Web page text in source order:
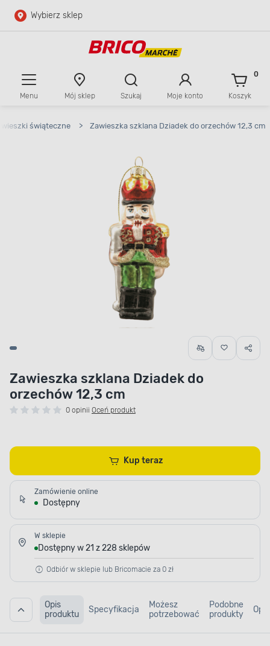
Przejdź do głównej zawartości
Wybierz sklep
Menu Mój sklep Szukaj Moje konto Koszyk
0
świąteczne > Zawieszka szklana Dziadek do orzechów 12,3 cm
Zawieszka szklana Dziadek do
orzechów 12,3 cm
0 opinii Oceń produkt
Kup teraz
Zamówienie online
Dostępny
W sklepie
Dostępny w 21 z 228 sklepów
Odbiór w sklepie lub Bricomacie za 0 zł
Opis
produktu
Specyfikacja
Możesz
potrzebować
Podobne
produkty